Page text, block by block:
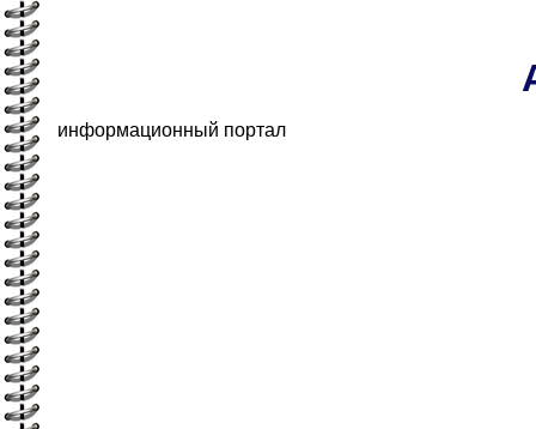
информационный портал